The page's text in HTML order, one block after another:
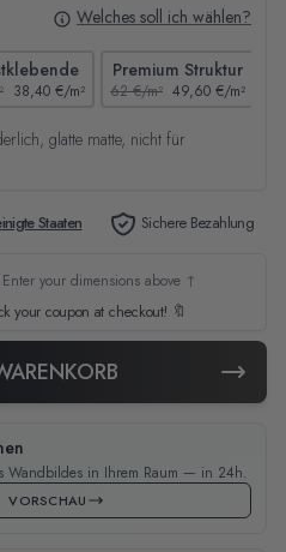
Welches soll ich wählen?
38,40 €/m²
Premium Struktur
62 €/m² 49,60 €/m²
glatte matte, nicht für
Staaten Sichere Bezahlung
Enter your dimensions above ↑
your coupon at checkout! 🔖
Wandbildes in Ihrem Raum — in 24h.
VORSCHAU